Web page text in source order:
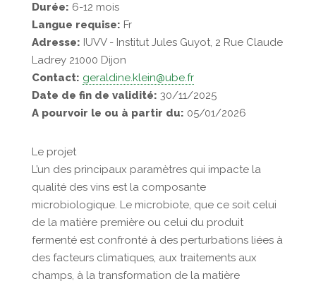
Durée: 6-12 mois
Langue requise: Fr
Adresse: IUVV - Institut Jules Guyot, 2 Rue Claude
Ladrey 21000 Dijon
Contact: geraldine.klein@ube.fr
Date de fin de validité: 30/11/2025
A pourvoir le ou à partir du: 05/01/2026
Le projet
L’un des principaux paramètres qui impacte la
qualité des vins est la composante
microbiologique. Le microbiote, que ce soit celui
de la matière première ou celui du produit
fermenté est confronté à des perturbations liées à
des facteurs climatiques, aux traitements aux
champs, à la transformation de la matière